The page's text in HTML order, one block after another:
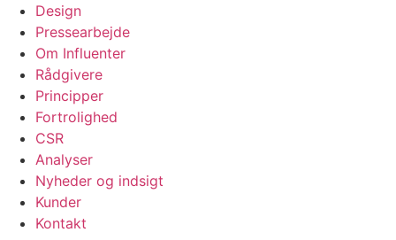
Design
Pressearbejde
Om Influenter
Rådgivere
Principper
Fortrolighed
CSR
Analyser
Nyheder og indsigt
Kunder
Kontakt